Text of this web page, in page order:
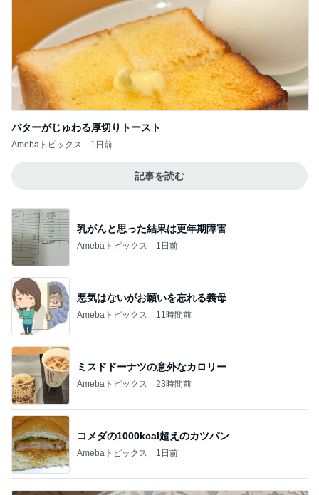
バターがじゅわる厚切りトースト
Amebaトピックス 1日前
記事を読む
乳がんと思った結果は更年期障害
Amebaトピックス 1日前
悪気はないがお願いを忘れる義母
Amebaトピックス 11時間前
ミスドドーナツの意外なカロリー
Amebaトピックス 23時間前
コメダの1000kcal超えのカツパン
Amebaトピックス 1日前